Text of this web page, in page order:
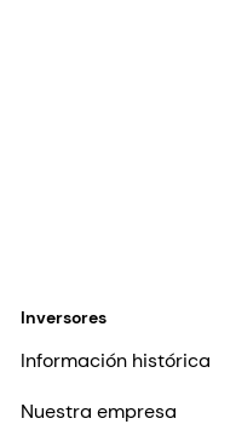
Inversores
Información histórica
Nuestra empresa